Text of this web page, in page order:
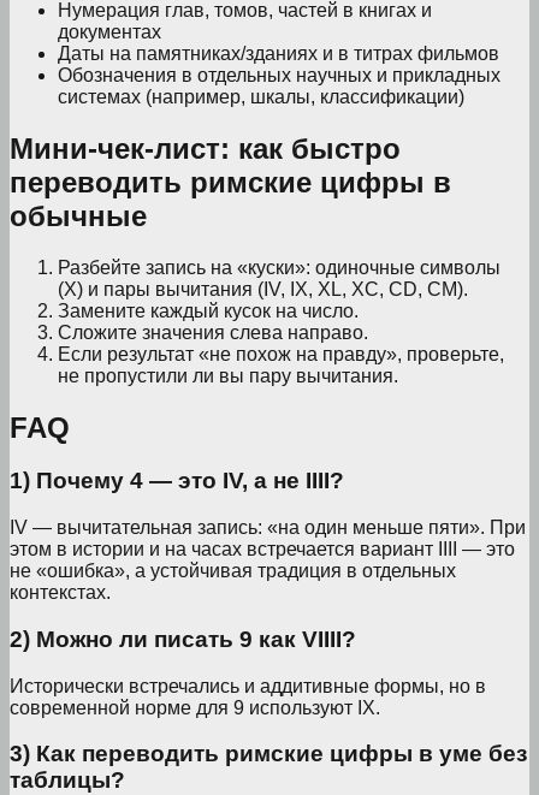
Нумерация глав, томов, частей в книгах и
документах
Даты на памятниках/зданиях и в титрах фильмов
Обозначения в отдельных научных и прикладных
системах (например, шкалы, классификации)
Мини-чек-лист: как быстро
переводить римские цифры в
обычные
Разбейте запись на «куски»: одиночные символы
(X) и пары вычитания (IV, IX, XL, XC, CD, CM).
Замените каждый кусок на число.
Сложите значения слева направо.
Если результат «не похож на правду», проверьте,
не пропустили ли вы пару вычитания.
FAQ
1) Почему 4 — это IV, а не IIII?
IV — вычитательная запись: «на один меньше пяти». При
этом в истории и на часах встречается вариант IIII — это
не «ошибка», а устойчивая традиция в отдельных
контекстах.
2) Можно ли писать 9 как VIIII?
Исторически встречались и аддитивные формы, но в
современной норме для 9 используют IX.
3) Как переводить римские цифры в уме без
таблицы?